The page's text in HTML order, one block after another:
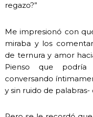
regazo?”
Me impresionó con
miraba y los
de ternura y amor
Pienso que podría
conversando
y sin ruido de